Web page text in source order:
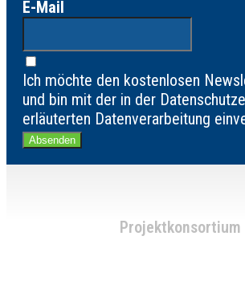
E-Mail
Ich möchte den kostenlosen
und bin mit der in der
erläuterten Datenverarbeitung
Absenden
Projektkonsortium